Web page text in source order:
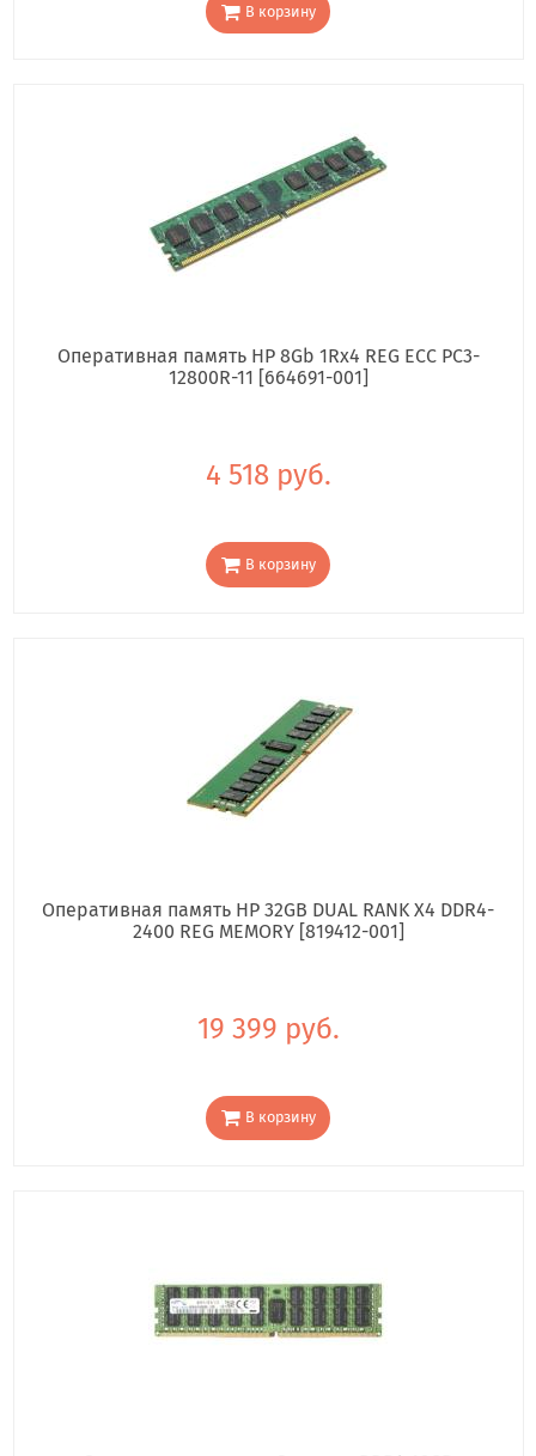
В корзину
Оперативная память HP 8Gb 1Rx4 REG ECC PC3-
12800R-11 [664691-001]
4 518 руб.
В корзину
Оперативная память HP 32GB DUAL RANK X4 DDR4-
2400 REG MEMORY [819412-001]
19 399 руб.
В корзину